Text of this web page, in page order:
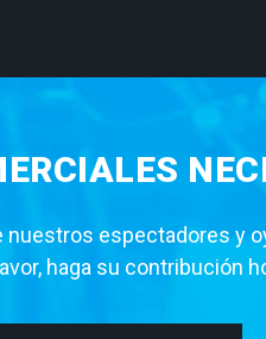
espectadores y
haga su contribución